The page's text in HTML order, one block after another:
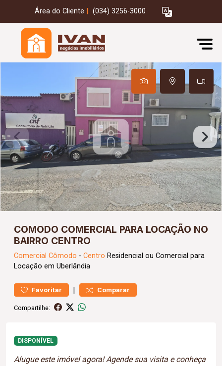
Área do Cliente (034) 3256-3000
COMODO COMERCIAL PARA LOCAÇÃO NO
BAIRRO CENTRO
Comercial Cômodo - Centro Residencial ou Comercial para
Locação em Uberlândia
Favoritar | Comparar
Compartilhe:
DISPONÍVEL
Alugue este imóvel agora! Agende sua visita e conheça